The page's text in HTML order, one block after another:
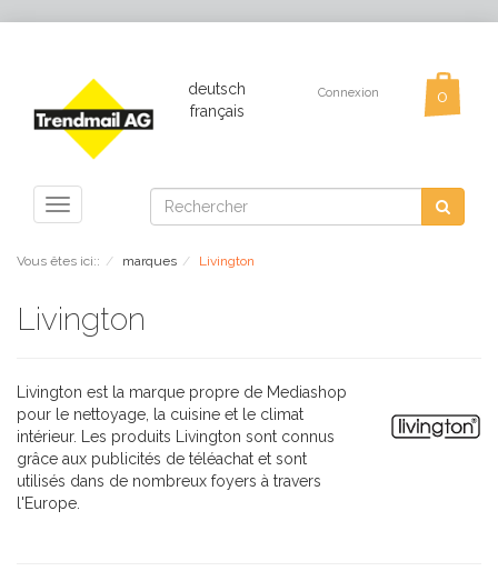
deutsch
français
Connexion
Toggle
navigation
Vous êtes ici:: marques Livington
Livington
Livington est la marque propre de Mediashop
pour le nettoyage, la cuisine et le climat
intérieur. Les produits Livington sont connus
grâce aux publicités de téléachat et sont
utilisés dans de nombreux foyers à travers
l'Europe.